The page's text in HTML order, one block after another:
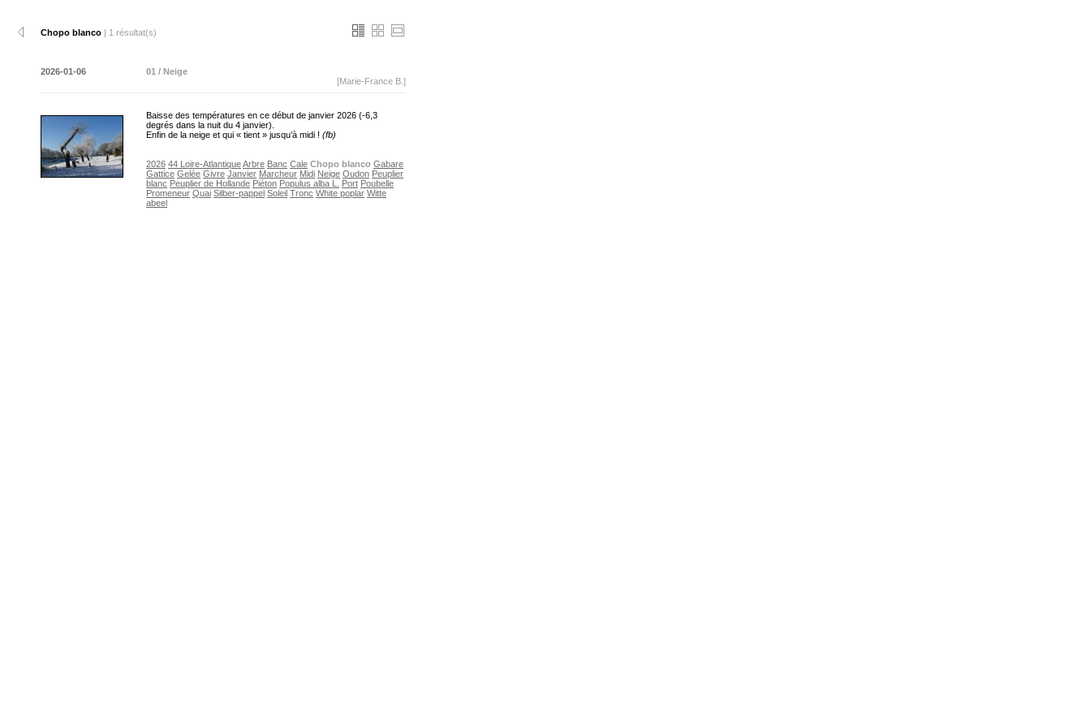
Chopo blanco | 1 résultat(s)
2026-01-06
01 / Neige
[Marie-France B.]
Baisse des températures en ce début de janvier 2026 (-6,3
degrés dans la nuit du 4 janvier).
Enfin de la neige et qui « tient » jusqu’à midi ! (fb)
2026 44 Loire-AtlantiqueArbre Banc Cale Chopo blanco Gabare
Gattice Gelée Givre Janvier Marcheur Midi Neige Oudon Peuplier
blanc Peuplier de Hollande Piéton Populus alba L. Port Poubelle
Promeneur Quai Silber-pappel Soleil Tronc White poplar Witte
abeel